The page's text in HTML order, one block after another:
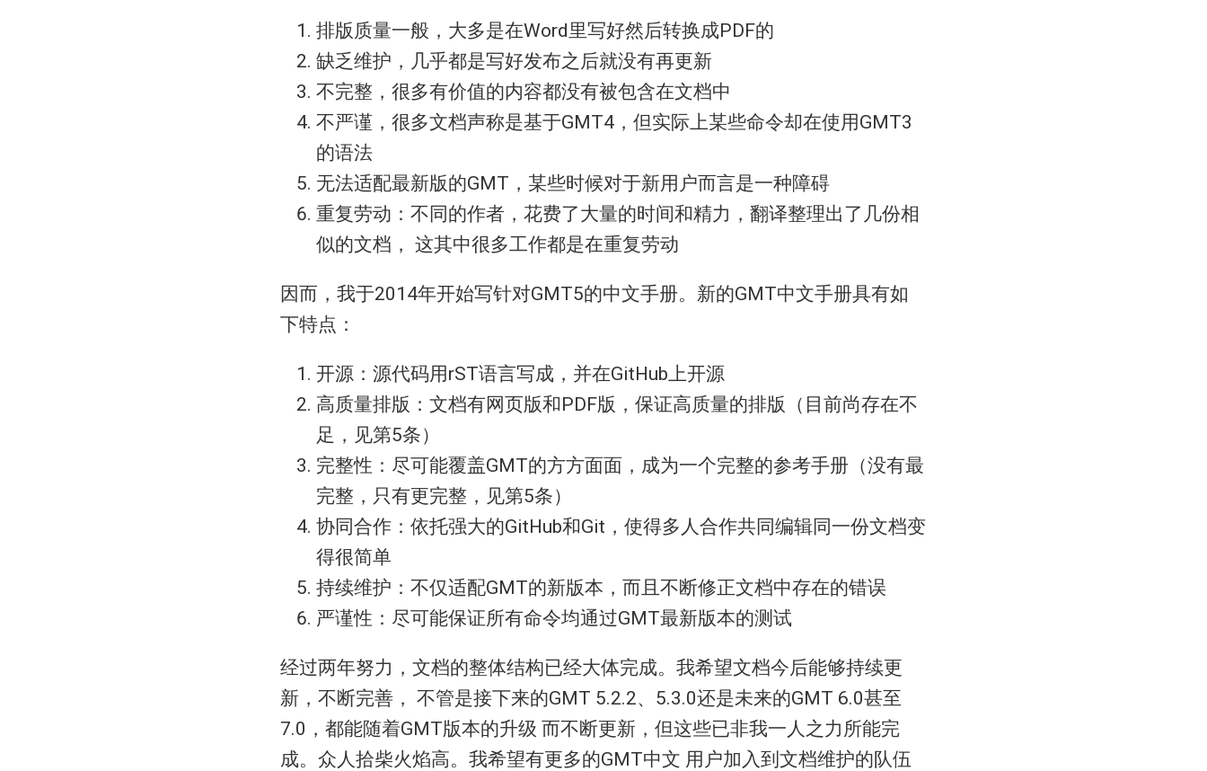
排版质量一般，大多是在Word里写好然后转换成PDF的
缺乏维护，几乎都是写好发布之后就没有再更新
不完整，很多有价值的内容都没有被包含在文档中
不严谨，很多文档声称是基于GMT4，但实际上某些命令却在使用GMT3
的语法
无法适配最新版的GMT，某些时候对于新用户而言是一种障碍
重复劳动：不同的作者，花费了大量的时间和精力，翻译整理出了几份相
似的文档， 这其中很多工作都是在重复劳动
因而，我于2014年开始写针对GMT5的中文手册。新的GMT中文手册具有如
下特点：
开源：源代码用rST语言写成，并在GitHub上开源
高质量排版：文档有网页版和PDF版，保证高质量的排版（目前尚存在不
足，见第5条）
完整性：尽可能覆盖GMT的方方面面，成为一个完整的参考手册（没有最
完整，只有更完整，见第5条）
协同合作：依托强大的GitHub和Git，使得多人合作共同编辑同一份文档变
得很简单
持续维护：不仅适配GMT的新版本，而且不断修正文档中存在的错误
严谨性：尽可能保证所有命令均通过GMT最新版本的测试
经过两年努力，文档的整体结构已经大体完成。我希望文档今后能够持续更
新，不断完善， 不管是接下来的GMT 5.2.2、5.3.0还是未来的GMT 6.0甚至
7.0，都能随着GMT版本的升级 而不断更新，但这些已非我一人之力所能完
成。众人拾柴火焰高。我希望有更多的GMT中文 用户加入到文档维护的队伍